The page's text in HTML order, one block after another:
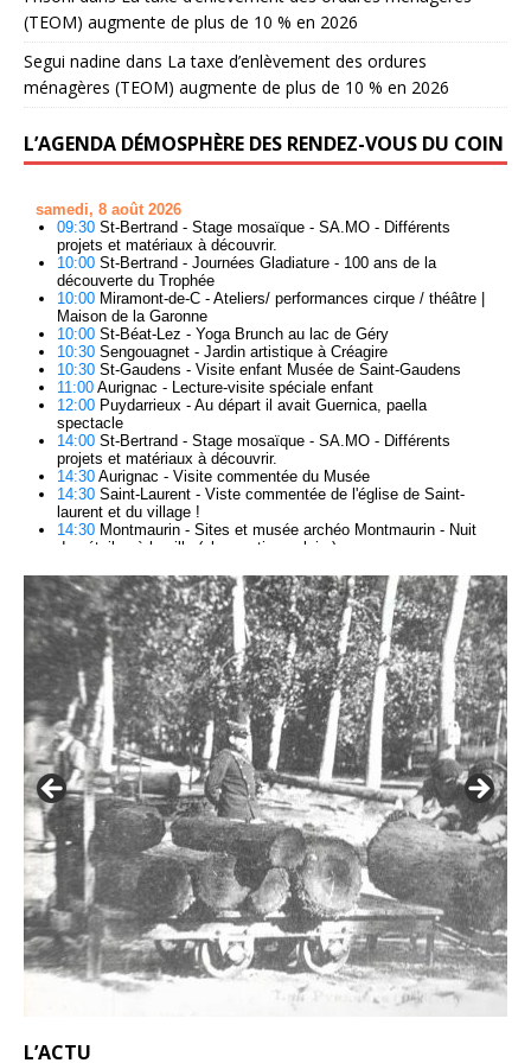
(TEOM) augmente de plus de 10 % en 2026
Segui nadine dans La taxe d’enlèvement des ordures
ménagères (TEOM) augmente de plus de 10 % en 2026
L’AGENDA DÉMOSPHÈRE DES RENDEZ-VOUS DU COIN
L’ACTU